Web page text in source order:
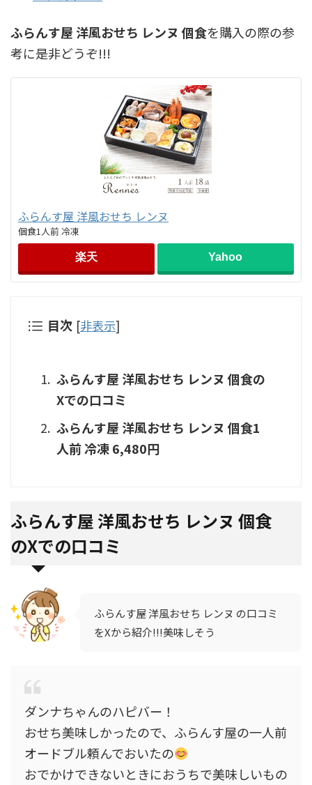
ふらんす屋 洋風おせち レンヌ 個食を購入の際の参
考に是非どうぞ!!!
ふらんす屋 洋風おせち レンヌ
個食1人前 冷凍
楽天 Yahoo
目次 [非表示]
ふらんす屋 洋風おせち レンヌ 個食の
Xでの口コミ
ふらんす屋 洋風おせち レンヌ 個食1
人前 冷凍 6,480円
ふらんす屋 洋風おせち レンヌ 個食
のXでの口コミ
ふらんす屋 洋風おせち レンヌ の口コミ
をXから紹介!!!美味しそう
ダンナちゃんのハピバー！
おせち美味しかったので、ふらんす屋の一人前
オードブル頼んでおいたの
おでかけできないときにおうちで美味しいもの